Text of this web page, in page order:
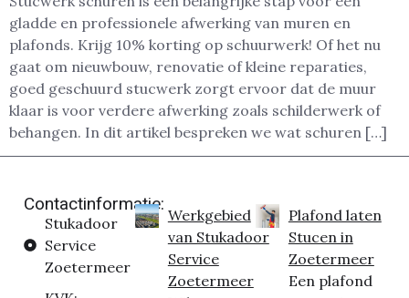
gladde en professionele afwerking van muren en
plafonds. Krijg 10% korting op schuurwerk! Of het nu
gaat om nieuwbouw, renovatie of kleine reparaties,
goed geschuurd stucwerk zorgt ervoor dat de muur
klaar is voor verdere afwerking zoals schilderwerk of
behangen. In dit artikel bespreken we wat schuren […]
Contactinformatie:
Stukadoor
Service
Zoetermeer
Werkgebied
van Stukadoor
Service
Zoetermeer
Plafond laten
Stucen in
Zoetermeer
Een plafond